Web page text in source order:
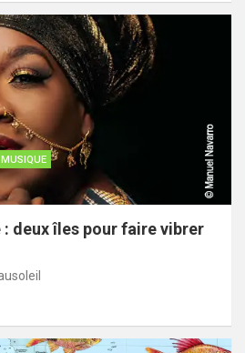
MUSIQUE
deux îles pour faire vibrer